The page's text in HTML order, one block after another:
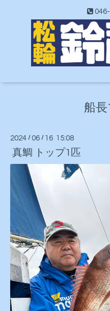
046-
船
2024 / 06 / 16 15:08
真鯛 トップ1匹